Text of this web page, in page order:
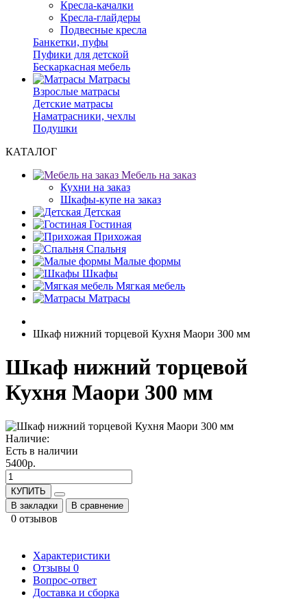
Кресла-качалки
Кресла-глайдеры
Подвесные кресла
Банкетки, пуфы
Пуфики для детской
Бескаркасная мебель
Матрасы
Взрослые матрасы
Детские матрасы
Наматрасники, чехлы
Подушки
КАТАЛОГ
Мебель на заказ
Кухни на заказ
Шкафы-купе на заказ
Детская
Гостиная
Прихожая
Спальня
Малые формы
Шкафы
Мягкая мебель
Матрасы
Шкаф нижний торцевой Кухня Маори 300 мм
Шкаф нижний торцевой
Кухня Маори 300 мм
Наличие:
Есть в наличии
5400р.
КУПИТЬ
В закладки
В сравнение
0 отзывов
Характеристики
Отзывы 0
Вопрос-ответ
Доставка и сборка